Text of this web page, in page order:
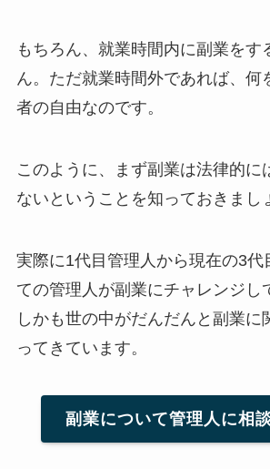
もちろん、就業時間内に副業をす
ん。ただ就業時間外であれば、何
者の自由なのです。
このように、まず副業は法律的に
ないということを知っておきまし
実際に1代目管理人から現在の3代
ての管理人が副業にチャレンジし
しかも世の中がだんだんと副業に
ってきています。
副業について管理人に相